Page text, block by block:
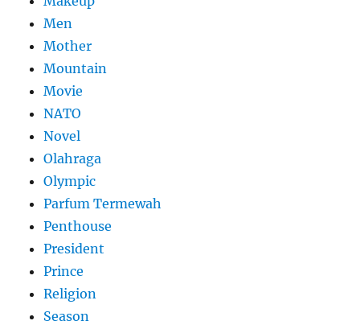
Men
Mother
Mountain
Movie
NATO
Novel
Olahraga
Olympic
Parfum Termewah
Penthouse
President
Prince
Religion
Season